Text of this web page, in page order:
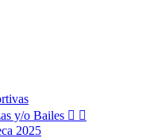
y/o Bailes  
2025